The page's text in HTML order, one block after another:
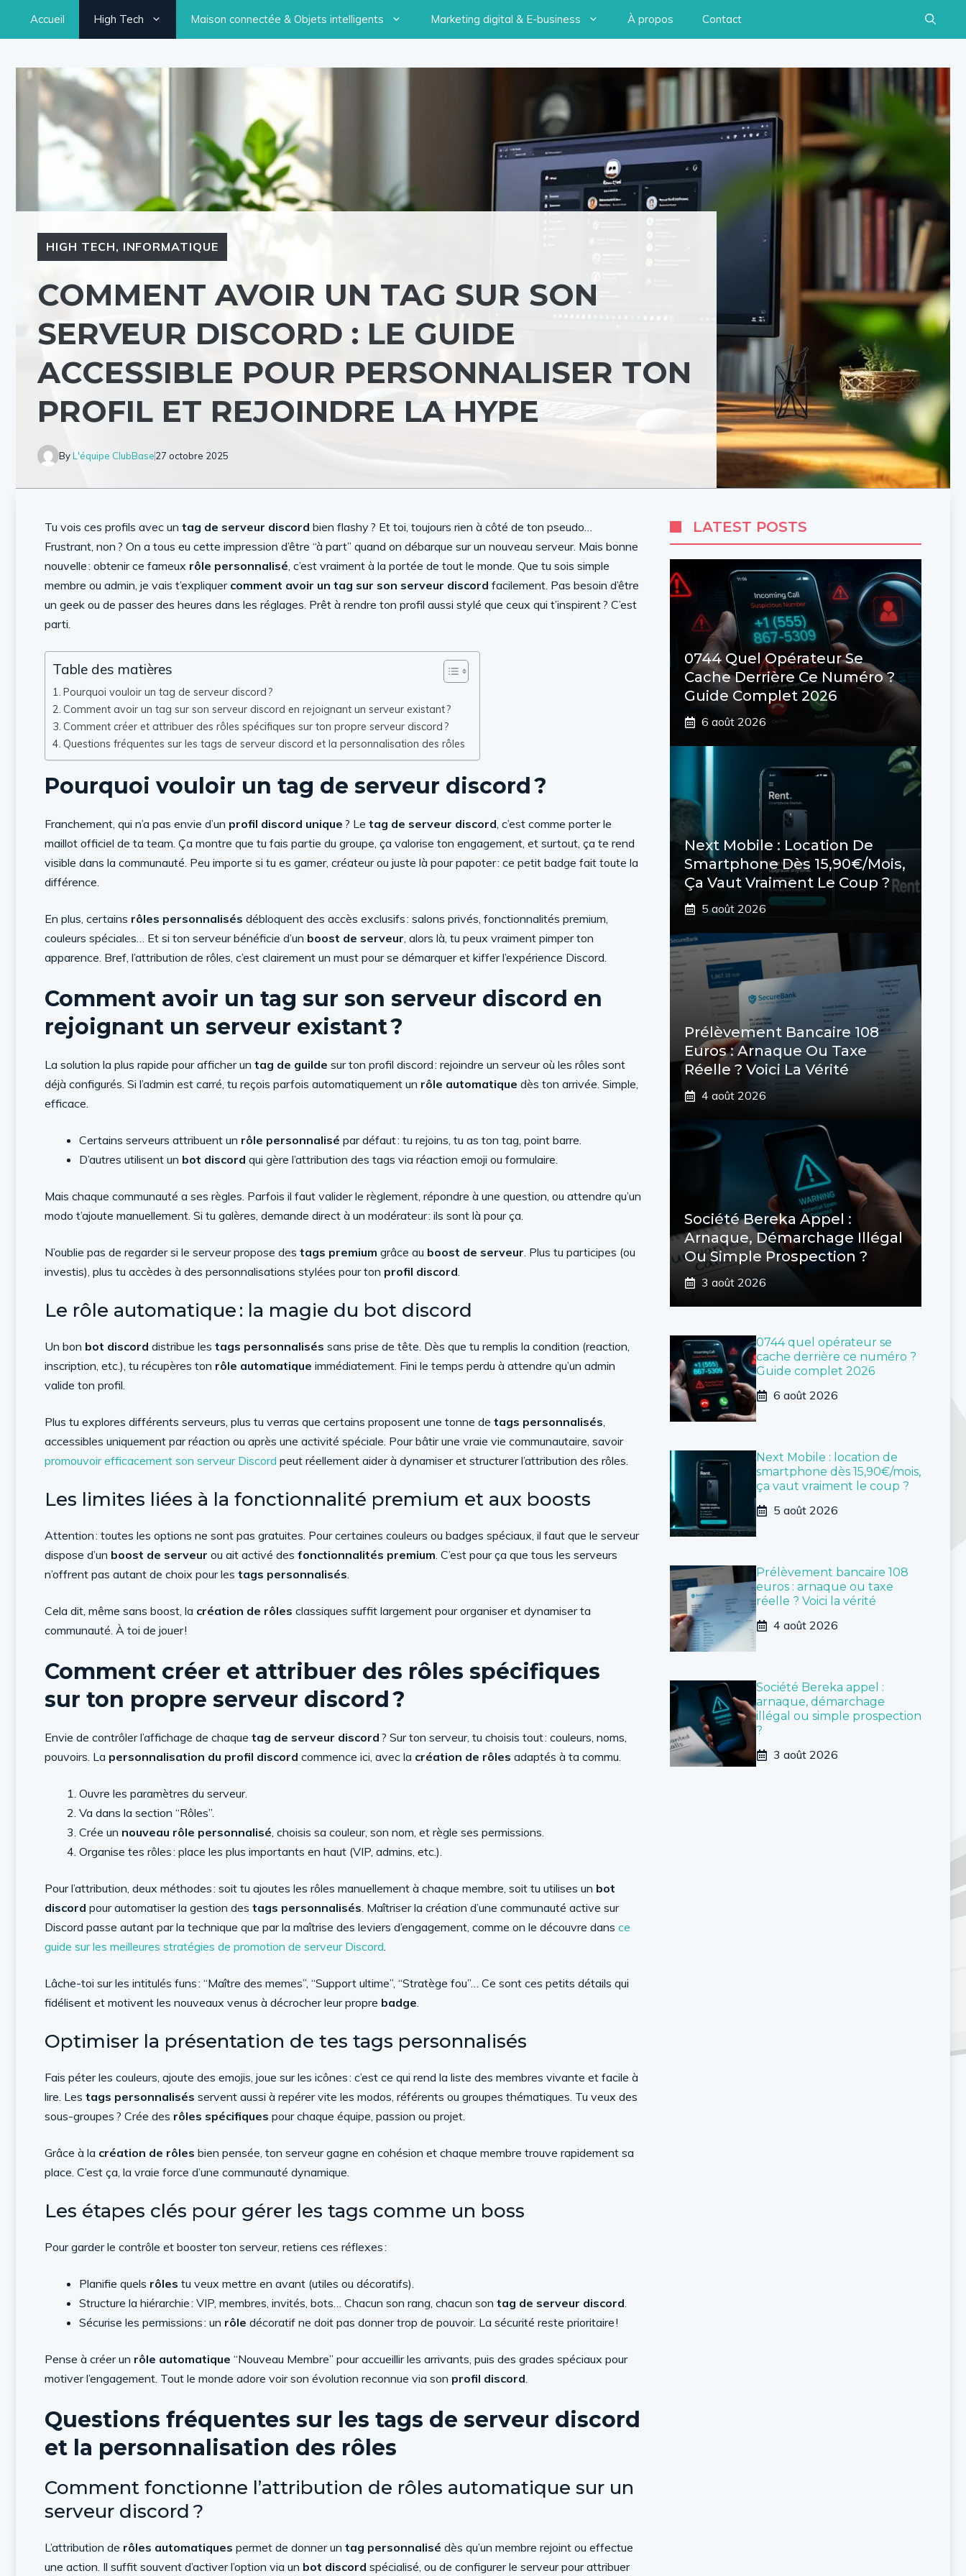
Accueil High Tech Maison connectée & Objets intelligents Marketing digital & E-business À propos Contact
HIGH TECH, INFORMATIQUE
COMMENT AVOIR UN TAG SUR SON
SERVEUR DISCORD : LE GUIDE
ACCESSIBLE POUR PERSONNALISER TON
PROFIL ET REJOINDRE LA HYPE
ByL'équipe ClubBase27 octobre 2025
Tu vois ces profils avec un tag de serveur discord bien flashy ? Et toi, toujours rien à côté de ton pseudo…
Frustrant, non ? On a tous eu cette impression d’être “à part” quand on débarque sur un nouveau serveur. Mais bonne
nouvelle : obtenir ce fameux rôle personnalisé, c’est vraiment à la portée de tout le monde. Que tu sois simple
membre ou admin, je vais t’expliquer comment avoir un tag sur son serveur discord facilement. Pas besoin d’être
un geek ou de passer des heures dans les réglages. Prêt à rendre ton profil aussi stylé que ceux qui t’inspirent ? C’est
parti.
Table des matières
Pourquoi vouloir un tag de serveur discord ?
Comment avoir un tag sur son serveur discord en rejoignant un serveur existant ?
Comment créer et attribuer des rôles spécifiques sur ton propre serveur discord ?
Questions fréquentes sur les tags de serveur discord et la personnalisation des rôles
Pourquoi vouloir un tag de serveur discord ?
Franchement, qui n’a pas envie d’un profil discord unique ? Le tag de serveur discord, c’est comme porter le
maillot officiel de ta team. Ça montre que tu fais partie du groupe, ça valorise ton engagement, et surtout, ça te rend
visible dans la communauté. Peu importe si tu es gamer, créateur ou juste là pour papoter : ce petit badge fait toute la
différence.
En plus, certains rôles personnalisés débloquent des accès exclusifs : salons privés, fonctionnalités premium,
couleurs spéciales… Et si ton serveur bénéficie d’un boost de serveur, alors là, tu peux vraiment pimper ton
apparence. Bref, l’attribution de rôles, c’est clairement un must pour se démarquer et kiffer l’expérience Discord.
Comment avoir un tag sur son serveur discord en
rejoignant un serveur existant ?
La solution la plus rapide pour afficher un tag de guilde sur ton profil discord : rejoindre un serveur où les rôles sont
déjà configurés. Si l’admin est carré, tu reçois parfois automatiquement un rôle automatique dès ton arrivée. Simple,
efficace.
Certains serveurs attribuent un rôle personnalisé par défaut : tu rejoins, tu as ton tag, point barre.
D’autres utilisent un bot discord qui gère l’attribution des tags via réaction emoji ou formulaire.
Mais chaque communauté a ses règles. Parfois il faut valider le règlement, répondre à une question, ou attendre qu’un
modo t’ajoute manuellement. Si tu galères, demande direct à un modérateur : ils sont là pour ça.
N’oublie pas de regarder si le serveur propose des tags premium grâce au boost de serveur. Plus tu participes (ou
investis), plus tu accèdes à des personnalisations stylées pour ton profil discord.
Le rôle automatique : la magie du bot discord
Un bon bot discord distribue les tags personnalisés sans prise de tête. Dès que tu remplis la condition (reaction,
inscription, etc.), tu récupères ton rôle automatique immédiatement. Fini le temps perdu à attendre qu’un admin
valide ton profil.
Plus tu explores différents serveurs, plus tu verras que certains proposent une tonne de tags personnalisés,
accessibles uniquement par réaction ou après une activité spéciale. Pour bâtir une vraie vie communautaire, savoir
promouvoir efficacement son serveur Discord peut réellement aider à dynamiser et structurer l’attribution des rôles.
Les limites liées à la fonctionnalité premium et aux boosts
Attention : toutes les options ne sont pas gratuites. Pour certaines couleurs ou badges spéciaux, il faut que le serveur
dispose d’un boost de serveur ou ait activé des fonctionnalités premium. C’est pour ça que tous les serveurs
n’offrent pas autant de choix pour les tags personnalisés.
Cela dit, même sans boost, la création de rôles classiques suffit largement pour organiser et dynamiser ta
communauté. À toi de jouer !
Comment créer et attribuer des rôles spécifiques
sur ton propre serveur discord ?
Envie de contrôler l’affichage de chaque tag de serveur discord ? Sur ton serveur, tu choisis tout : couleurs, noms,
pouvoirs. La personnalisation du profil discord commence ici, avec la création de rôles adaptés à ta commu.
Ouvre les paramètres du serveur.
Va dans la section “Rôles”.
Crée un nouveau rôle personnalisé, choisis sa couleur, son nom, et règle ses permissions.
Organise tes rôles : place les plus importants en haut (VIP, admins, etc.).
Pour l’attribution, deux méthodes : soit tu ajoutes les rôles manuellement à chaque membre, soit tu utilises un bot
discord pour automatiser la gestion des tags personnalisés. Maîtriser la création d’une communauté active sur
Discord passe autant par la technique que par la maîtrise des leviers d’engagement, comme on le découvre dans ce
guide sur les meilleures stratégies de promotion de serveur Discord.
Lâche-toi sur les intitulés funs : “Maître des memes”, “Support ultime”, “Stratège fou”… Ce sont ces petits détails qui
fidélisent et motivent les nouveaux venus à décrocher leur propre badge.
Optimiser la présentation de tes tags personnalisés
Fais péter les couleurs, ajoute des emojis, joue sur les icônes : c’est ce qui rend la liste des membres vivante et facile à
lire. Les tags personnalisés servent aussi à repérer vite les modos, référents ou groupes thématiques. Tu veux des
sous-groupes ? Crée des rôles spécifiques pour chaque équipe, passion ou projet.
Grâce à la création de rôles bien pensée, ton serveur gagne en cohésion et chaque membre trouve rapidement sa
place. C’est ça, la vraie force d’une communauté dynamique.
Les étapes clés pour gérer les tags comme un boss
Pour garder le contrôle et booster ton serveur, retiens ces réflexes :
Planifie quels rôles tu veux mettre en avant (utiles ou décoratifs).
Structure la hiérarchie : VIP, membres, invités, bots… Chacun son rang, chacun son tag de serveur discord.
Sécurise les permissions : un rôle décoratif ne doit pas donner trop de pouvoir. La sécurité reste prioritaire !
Pense à créer un rôle automatique “Nouveau Membre” pour accueillir les arrivants, puis des grades spéciaux pour
motiver l’engagement. Tout le monde adore voir son évolution reconnue via son profil discord.
Questions fréquentes sur les tags de serveur discord
et la personnalisation des rôles
Comment fonctionne l’attribution de rôles automatique sur un
serveur discord ?
L’attribution de rôles automatiques permet de donner un tag personnalisé dès qu’un membre rejoint ou effectue
une action. Il suffit souvent d’activer l’option via un bot discord spécialisé, ou de configurer le serveur pour attribuer
LATEST POSTS
0744 Quel Opérateur Se
Cache Derrière Ce Numéro ?
Guide Complet 2026
6 août 2026
Next Mobile : Location De
Smartphone Dès 15,90€/mois,
Ça Vaut Vraiment Le Coup ?
5 août 2026
Prélèvement Bancaire 108
Euros : Arnaque Ou Taxe
Réelle ? Voici La Vérité
4 août 2026
Société Bereka Appel :
Arnaque, Démarchage Illégal
Ou Simple Prospection ?
3 août 2026
0744 quel opérateur se
cache derrière ce numéro ?
Guide complet 2026
6 août 2026
Next Mobile : location de
smartphone dès 15,90€/mois,
ça vaut vraiment le coup ?
5 août 2026
Prélèvement bancaire 108
euros : arnaque ou taxe
réelle ? Voici la vérité
4 août 2026
Société Bereka appel :
arnaque, démarchage
illégal ou simple prospection
?
3 août 2026